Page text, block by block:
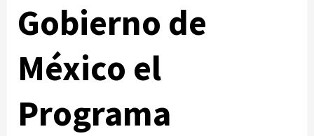
Gobierno de
México el
Programa